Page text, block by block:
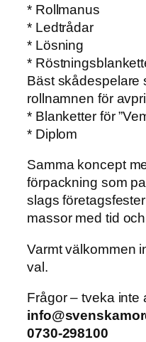
* Rollmanus
* Ledtrådar
* Lösning
*
Bäst skådespelare
rollnamnen för
* Blanketter för
* Diplom
Samma koncept
förpackning som
slags
massor med tid
Varmt välkommen
val.
Frågor – tveka inte
0730-298100